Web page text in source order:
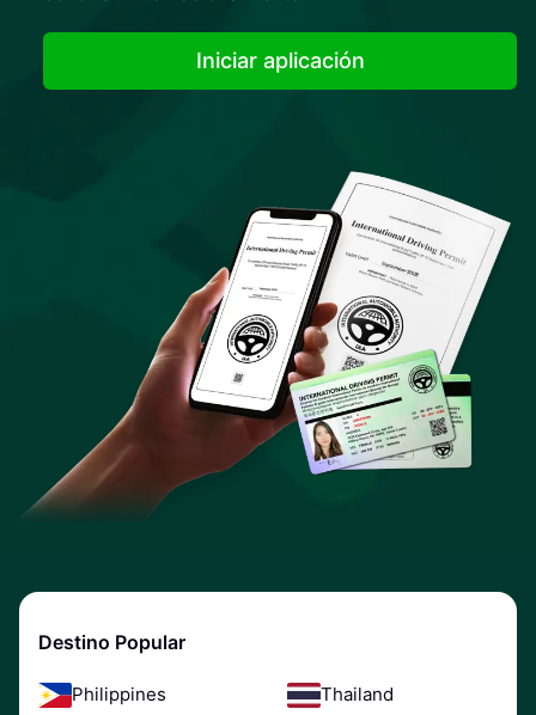
Iniciar aplicación
Destino Popular
Philippines Thailand